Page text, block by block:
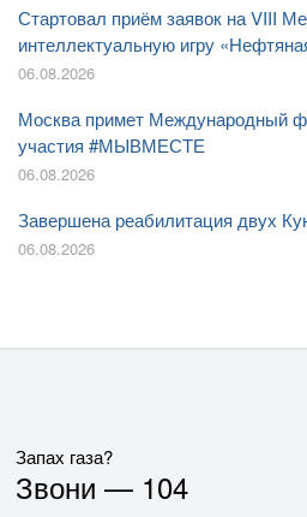
Стартовал приём заявок на VIII
интеллектуальную игру
06.08.2026
Москва примет Международный
участия #МЫВМЕСТЕ
06.08.2026
Завершена реабилитация двух
06.08.2026
Запах газа?
Звони — 104